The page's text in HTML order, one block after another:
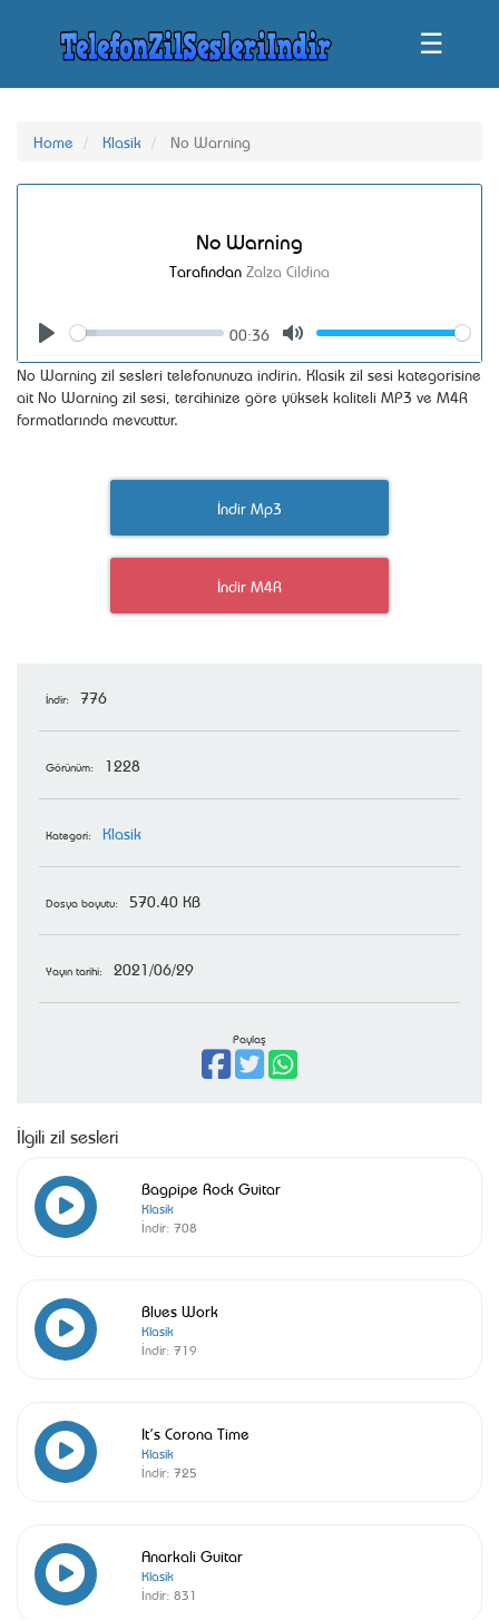
☰
Home Klasik No Warning
No Warning
Tarafından Zalza Cildina
Seek
00:36
Volume
No Warning zil sesleri telefonunuza indirin. Klasik zil sesi kategorisine
ait No Warning zil sesi, tercihinize göre yüksek kaliteli MP3 ve M4R
formatlarında mevcuttur.
İndir Mp3
İndir M4R
İndir: 776
Görünüm: 1228
Kategori: Klasik
Dosya boyutu: 570.40 KB
Yayın tarihi: 2021/06/29
Paylaş
İlgili zil sesleri
Bagpipe Rock Guitar
Klasik
İndir: 708
Blues Work
Klasik
İndir: 719
It’s Corona Time
Klasik
İndir: 725
Anarkali Guitar
Klasik
İndir: 831